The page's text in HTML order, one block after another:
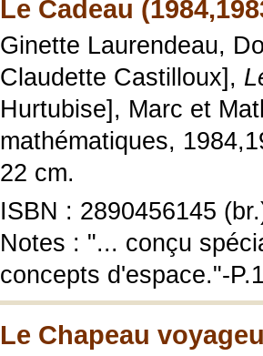
Le Cadeau
Ginette Laurendeau,
Claudette Castilloux],
Hurtubise], Marc et
mathématiques,
22 cm.
ISBN : 2890456145
Notes : "... conçu
concepts d'espace."-
Le Chapeau